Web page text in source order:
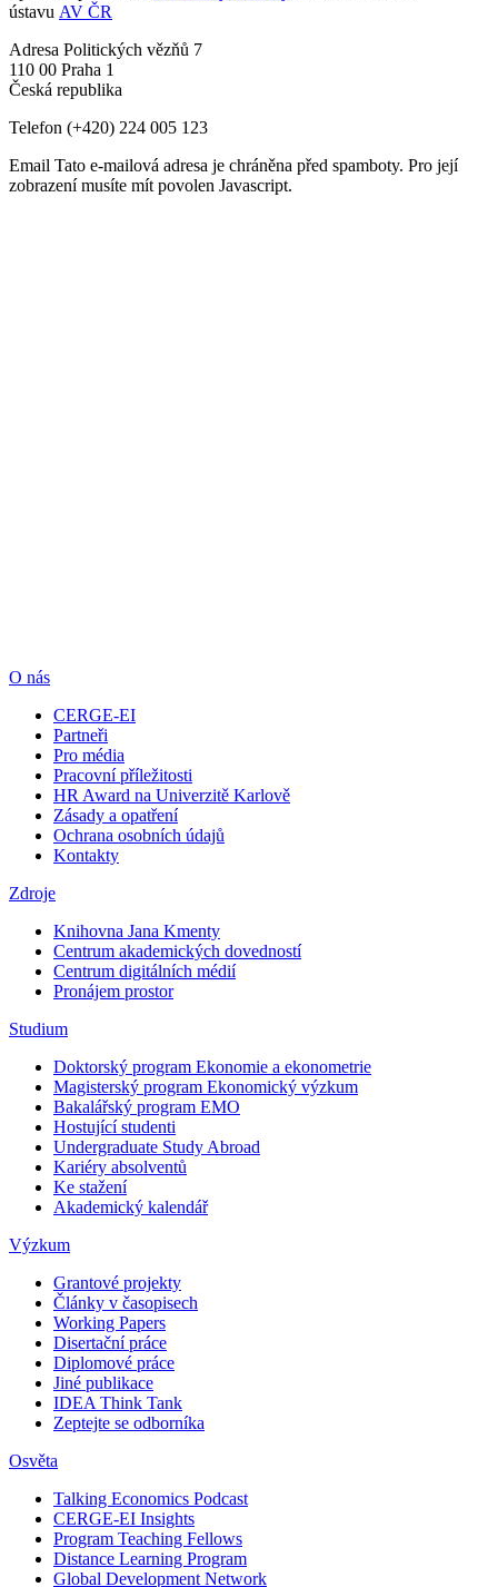
ústavu AV ČR
Adresa Politických vězňů 7
110 00 Praha 1
Česká republika
Telefon (+420) 224 005 123
Email Tato e-mailová adresa je chráněna před spamboty. Pro její
zobrazení musíte mít povolen Javascript.
O nás
CERGE-EI
Partneři
Pro média
Pracovní příležitosti
HR Award na Univerzitě Karlově
Zásady a opatření
Ochrana osobních údajů
Kontakty
Zdroje
Knihovna Jana Kmenty
Centrum akademických dovedností
Centrum digitálních médií
Pronájem prostor
Studium
Doktorský program Ekonomie a ekonometrie
Magisterský program Ekonomický výzkum
Bakalářský program EMO
Hostující studenti
Undergraduate Study Abroad
Kariéry absolventů
Ke stažení
Akademický kalendář
Výzkum
Grantové projekty
Články v časopisech
Working Papers
Disertační práce
Diplomové práce
Jiné publikace
IDEA Think Tank
Zeptejte se odborníka
Osvěta
Talking Economics Podcast
CERGE-EI Insights
Program Teaching Fellows
Distance Learning Program
Global Development Network